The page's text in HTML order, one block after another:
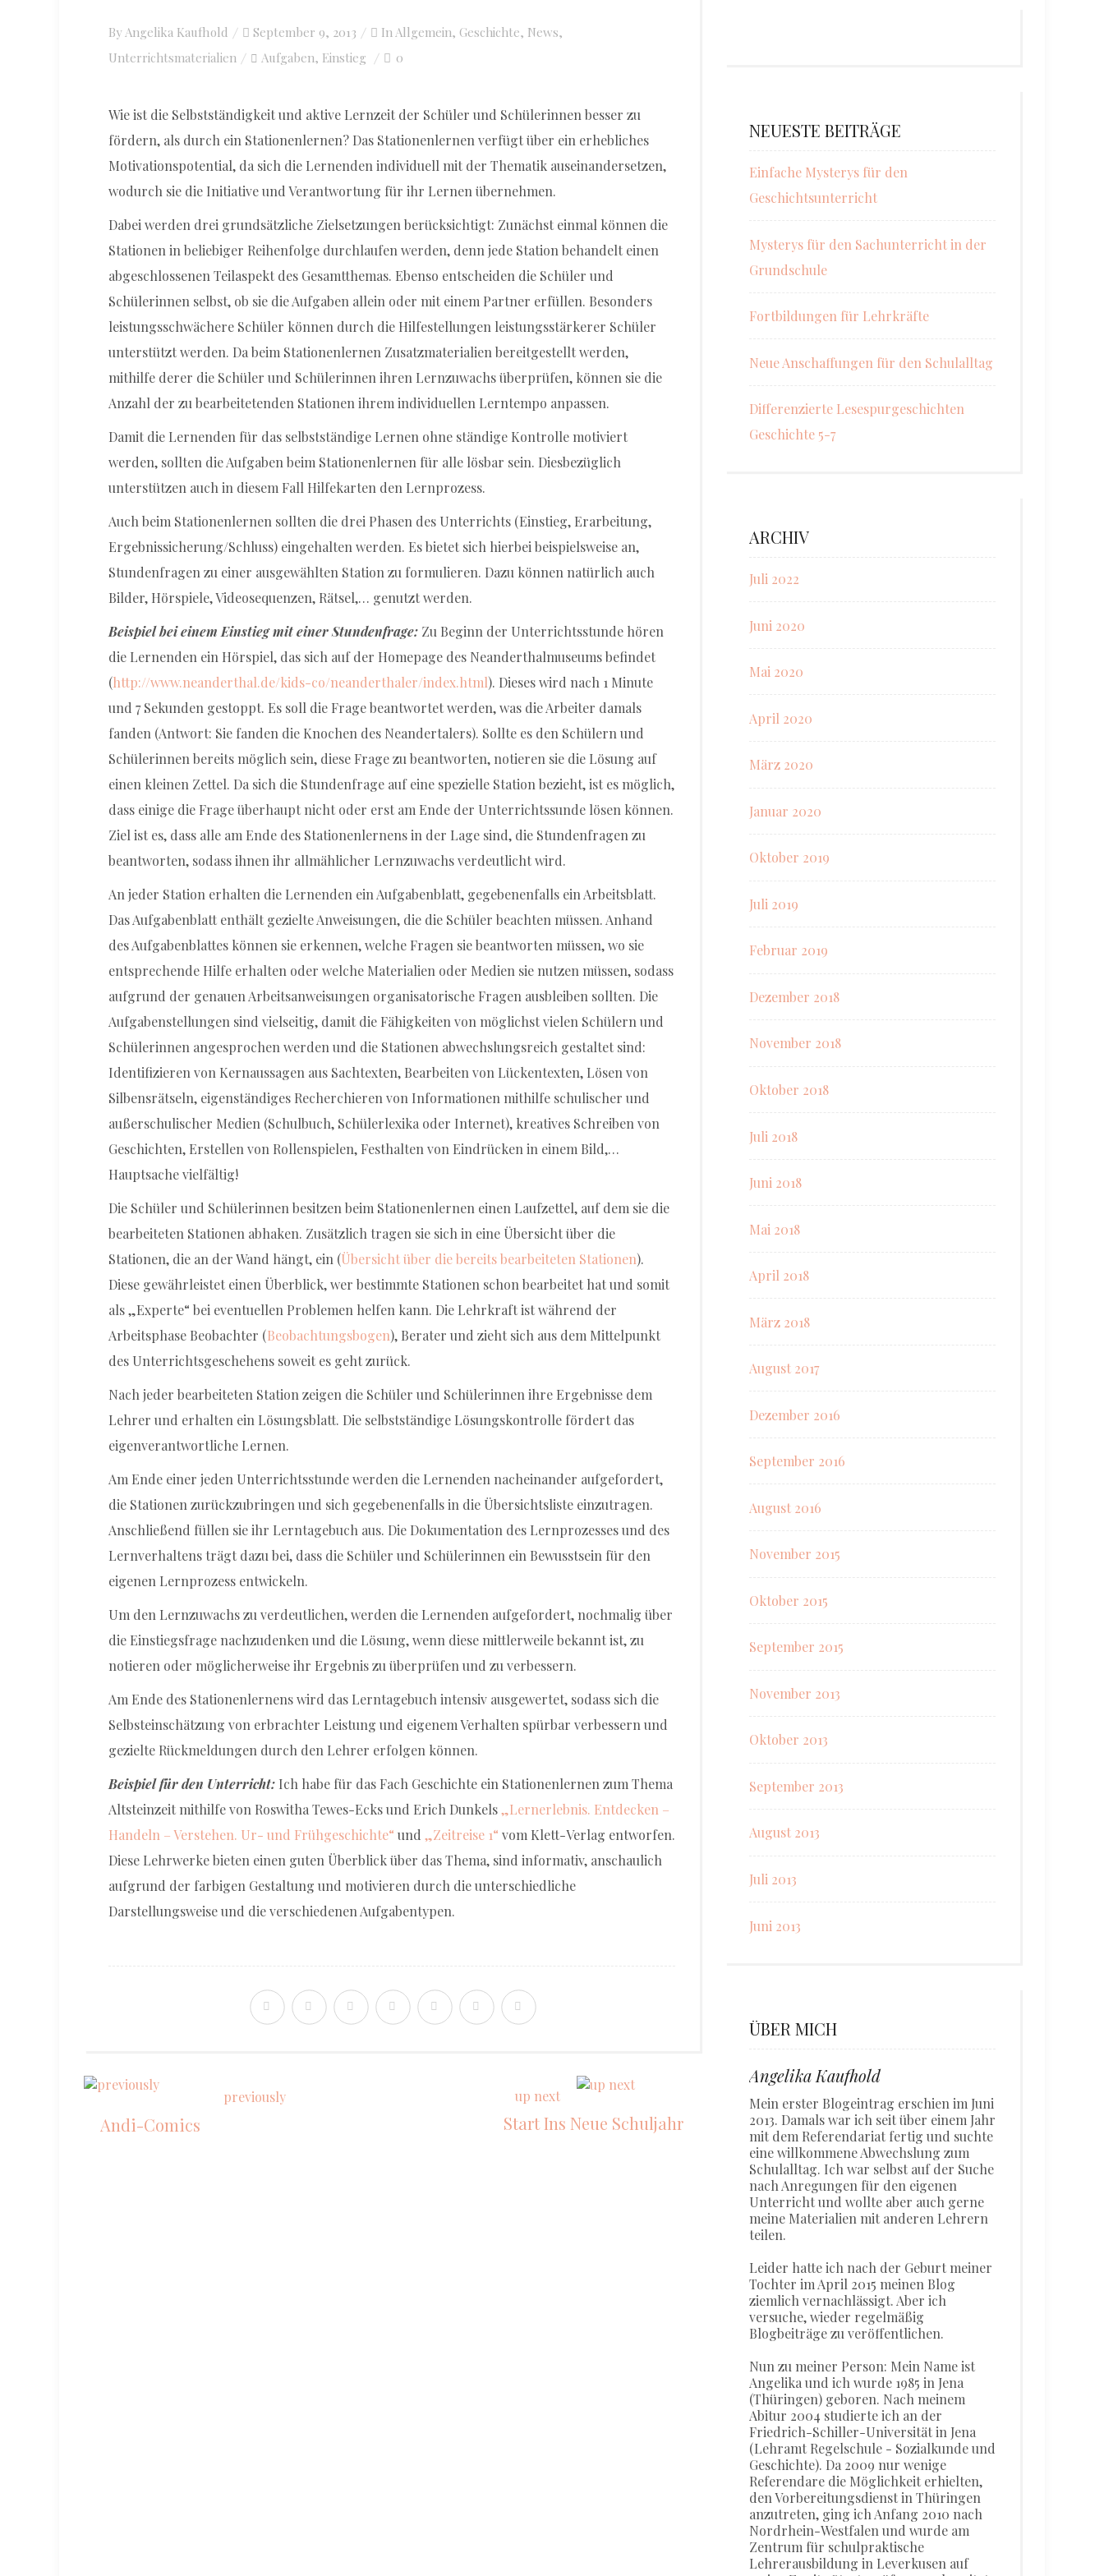
ByAngelika Kaufhold
Posted
on
September 9, 2013 InAllgemein, Geschichte, News,
Unterrichtsmaterialien
Aufgaben, Einstieg 0
Wie ist die Selbstständigkeit und aktive Lernzeit der Schüler und Schülerinnen besser zu
fördern, als durch ein Stationenlernen? Das Stationenlernen verfügt über ein erhebliches
Motivationspotential, da sich die Lernenden individuell mit der Thematik auseinandersetzen,
wodurch sie die Initiative und Verantwortung für ihr Lernen übernehmen.
Dabei werden drei grundsätzliche Zielsetzungen berücksichtigt: Zunächst einmal können die
Stationen in beliebiger Reihenfolge durchlaufen werden, denn jede Station behandelt einen
abgeschlossenen Teilaspekt des Gesamtthemas. Ebenso entscheiden die Schüler und
Schülerinnen selbst, ob sie die Aufgaben allein oder mit einem Partner erfüllen. Besonders
leistungsschwächere Schüler können durch die Hilfestellungen leistungsstärkerer Schüler
unterstützt werden. Da beim Stationenlernen Zusatzmaterialien bereitgestellt werden,
mithilfe derer die Schüler und Schülerinnen ihren Lernzuwachs überprüfen, können sie die
Anzahl der zu bearbeitetenden Stationen ihrem individuellen Lerntempo anpassen.
Damit die Lernenden für das selbstständige Lernen ohne ständige Kontrolle motiviert
werden, sollten die Aufgaben beim Stationenlernen für alle lösbar sein. Diesbezüglich
unterstützen auch in diesem Fall Hilfekarten den Lernprozess.
Auch beim Stationenlernen sollten die drei Phasen des Unterrichts (Einstieg, Erarbeitung,
Ergebnissicherung/Schluss) eingehalten werden. Es bietet sich hierbei beispielsweise an,
Stundenfragen zu einer ausgewählten Station zu formulieren. Dazu können natürlich auch
Bilder, Hörspiele, Videosequenzen, Rätsel,… genutzt werden.
Beispiel bei einem Einstieg mit einer Stundenfrage: Zu Beginn der Unterrichtsstunde hören
die Lernenden ein Hörspiel, das sich auf der Homepage des Neanderthalmuseums befindet
(http://www.neanderthal.de/kids-co/neanderthaler/index.html). Dieses wird nach 1 Minute
und 7 Sekunden gestoppt. Es soll die Frage beantwortet werden, was die Arbeiter damals
fanden (Antwort: Sie fanden die Knochen des Neandertalers). Sollte es den Schülern und
Schülerinnen bereits möglich sein, diese Frage zu beantworten, notieren sie die Lösung auf
einen kleinen Zettel. Da sich die Stundenfrage auf eine spezielle Station bezieht, ist es möglich,
dass einige die Frage überhaupt nicht oder erst am Ende der Unterrichtssunde lösen können.
Ziel ist es, dass alle am Ende des Stationenlernens in der Lage sind, die Stundenfragen zu
beantworten, sodass ihnen ihr allmählicher Lernzuwachs verdeutlicht wird.
An jeder Station erhalten die Lernenden ein Aufgabenblatt, gegebenenfalls ein Arbeitsblatt.
Das Aufgabenblatt enthält gezielte Anweisungen, die die Schüler beachten müssen. Anhand
des Aufgabenblattes können sie erkennen, welche Fragen sie beantworten müssen, wo sie
entsprechende Hilfe erhalten oder welche Materialien oder Medien sie nutzen müssen, sodass
aufgrund der genauen Arbeitsanweisungen organisatorische Fragen ausbleiben sollten. Die
Aufgabenstellungen sind vielseitig, damit die Fähigkeiten von möglichst vielen Schülern und
Schülerinnen angesprochen werden und die Stationen abwechslungsreich gestaltet sind:
Identifizieren von Kernaussagen aus Sachtexten, Bearbeiten von Lückentexten, Lösen von
Silbensrätseln, eigenständiges Recherchieren von Informationen mithilfe schulischer und
außerschulischer Medien (Schulbuch, Schülerlexika oder Internet), kreatives Schreiben von
Geschichten, Erstellen von Rollenspielen, Festhalten von Eindrücken in einem Bild,…
Hauptsache vielfältig!
Die Schüler und Schülerinnen besitzen beim Stationenlernen einen Laufzettel, auf dem sie die
bearbeiteten Stationen abhaken. Zusätzlich tragen sie sich in eine Übersicht über die
Stationen, die an der Wand hängt, ein (Übersicht über die bereits bearbeiteten Stationen).
Diese gewährleistet einen Überblick, wer bestimmte Stationen schon bearbeitet hat und somit
als „Experte“ bei eventuellen Problemen helfen kann. Die Lehrkraft ist während der
Arbeitsphase Beobachter (Beobachtungsbogen), Berater und zieht sich aus dem Mittelpunkt
des Unterrichtsgeschehens soweit es geht zurück.
Nach jeder bearbeiteten Station zeigen die Schüler und Schülerinnen ihre Ergebnisse dem
Lehrer und erhalten ein Lösungsblatt. Die selbstständige Lösungskontrolle fördert das
eigenverantwortliche Lernen.
Am Ende einer jeden Unterrichtsstunde werden die Lernenden nacheinander aufgefordert,
die Stationen zurückzubringen und sich gegebenenfalls in die Übersichtsliste einzutragen.
Anschließend füllen sie ihr Lerntagebuch aus. Die Dokumentation des Lernprozesses und des
Lernverhaltens trägt dazu bei, dass die Schüler und Schülerinnen ein Bewusstsein für den
eigenen Lernprozess entwickeln.
Um den Lernzuwachs zu verdeutlichen, werden die Lernenden aufgefordert, nochmalig über
die Einstiegsfrage nachzudenken und die Lösung, wenn diese mittlerweile bekannt ist, zu
notieren oder möglicherweise ihr Ergebnis zu überprüfen und zu verbessern.
Am Ende des Stationenlernens wird das Lerntagebuch intensiv ausgewertet, sodass sich die
Selbsteinschätzung von erbrachter Leistung und eigenem Verhalten spürbar verbessern und
gezielte Rückmeldungen durch den Lehrer erfolgen können.
Beispiel für den Unterricht: Ich habe für das Fach Geschichte ein Stationenlernen zum Thema
Altsteinzeit mithilfe von Roswitha Tewes-Ecks und Erich Dunkels„Lernerlebnis. Entdecken –
Handeln – Verstehen. Ur- und Frühgeschichte“ und „Zeitreise 1“ vom Klett-Verlag entworfen.
Diese Lehrwerke bieten einen guten Überblick über das Thema, sind informativ, anschaulich
aufgrund der farbigen Gestaltung und motivieren durch die unterschiedliche
Darstellungsweise und die verschiedenen Aufgabentypen.
previously
Andi-Comics
up next
Start Ins Neue Schuljahr
NEUESTE BEITRÄGE
Einfache Mysterys für den
Geschichtsunterricht
Mysterys für den Sachunterricht in der
Grundschule
Fortbildungen für Lehrkräfte
Neue Anschaffungen für den Schulalltag
Differenzierte Lesespurgeschichten
Geschichte 5-7
ARCHIV
Juli 2022
Juni 2020
Mai 2020
April 2020
März 2020
Januar 2020
Oktober 2019
Juli 2019
Februar 2019
Dezember 2018
November 2018
Oktober 2018
Juli 2018
Juni 2018
Mai 2018
April 2018
März 2018
August 2017
Dezember 2016
September 2016
August 2016
November 2015
Oktober 2015
September 2015
November 2013
Oktober 2013
September 2013
August 2013
Juli 2013
Juni 2013
ÜBER MICH
Angelika Kaufhold
Mein erster Blogeintrag erschien im Juni
2013. Damals war ich seit über einem Jahr
mit dem Referendariat fertig und suchte
eine willkommene Abwechslung zum
Schulalltag. Ich war selbst auf der Suche
nach Anregungen für den eigenen
Unterricht und wollte aber auch gerne
meine Materialien mit anderen Lehrern
teilen.
Leider hatte ich nach der Geburt meiner
Tochter im April 2015 meinen Blog
ziemlich vernachlässigt. Aber ich
versuche, wieder regelmäßig
Blogbeiträge zu veröffentlichen.
Nun zu meiner Person: Mein Name ist
Angelika und ich wurde 1985 in Jena
(Thüringen) geboren. Nach meinem
Abitur 2004 studierte ich an der
Friedrich-Schiller-Universität in Jena
(Lehramt Regelschule - Sozialkunde und
Geschichte). Da 2009 nur wenige
Referendare die Möglichkeit erhielten,
den Vorbereitungsdienst in Thüringen
anzutreten, ging ich Anfang 2010 nach
Nordrhein-Westfalen und wurde am
Zentrum für schulpraktische
Lehrerausbildung in Leverkusen auf